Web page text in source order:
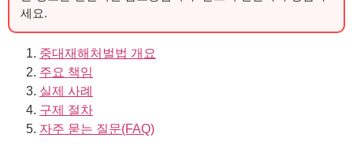
세요.
중대재해처벌법 개요
주요 책임
실제 사례
구제 절차
자주 묻는 질문(FAQ)